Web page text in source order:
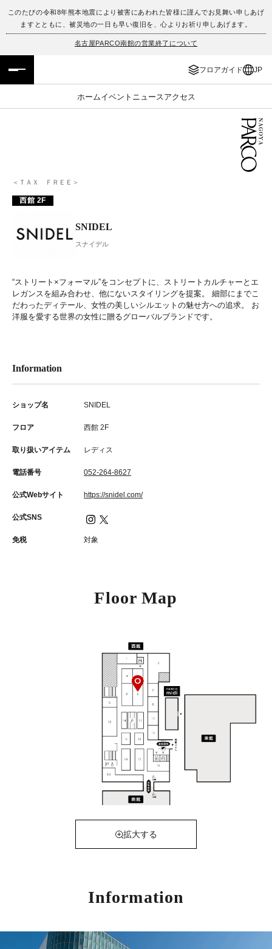
このたびの令和8年熊本地震により被害にあわれた皆様に謹んでお見舞い申しあげ
ますとともに、被災地の一日も早い復旧を、心よりお祈り申しあげます。
名古屋PARCO南館の営業終了について
フロアガイド JP
ホームイベント ニュース アクセス
フロアガイド
イベント・ポップアップ
TAX FREE
PARCOメンバーズ
ENGLISH
日本語
＜ＴＡＸ ＦＲＥＥ＞
西館 2F
SNIDEL
スナイデル
“ストリート×フォーマル”をコンセプトに、ストリートカルチャーとエ
レガンスを組み合わせ、他にないスタイリングを提案。 細部にまでこ
だわったディテール、女性の美しいシルエットの魅せ方への追求。 お
洋服を愛する世界の女性に贈るグローバルブランドです。
Information
ショップ名 SNIDEL
フロア 西館 2F
取り扱いアイテム レディス
電話番号 052-264-8627
公式Webサイト https://snidel.com/
公式SNS
免税 対象
Floor Map
拡大する
Information